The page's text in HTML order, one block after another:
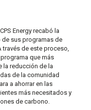
Energy recabó la
sus programas de
de este proceso,
que más
la reducción de la
de la comunidad
a ahorrar en las
más necesitados y
de carbono.